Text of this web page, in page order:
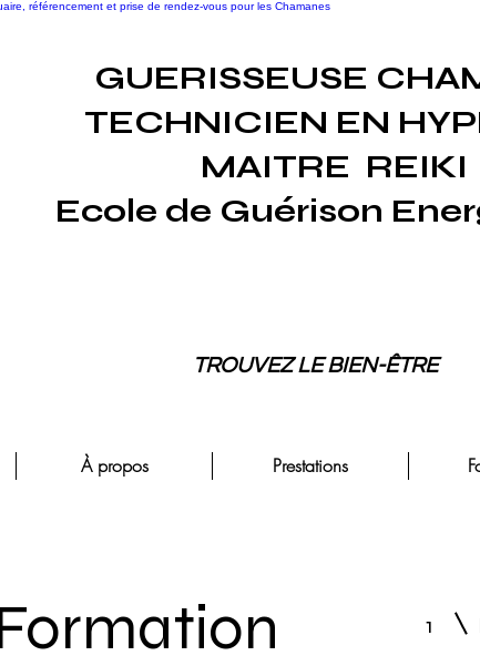
référencement et prise de rendez-vous pour les Chamanes
GUERISSEUSE
TECHNICIEN EN
MAITRE REIKI
Ecole de Guérison
TROUVEZ LE BIEN-ÊTRE
À propos Prestations
1